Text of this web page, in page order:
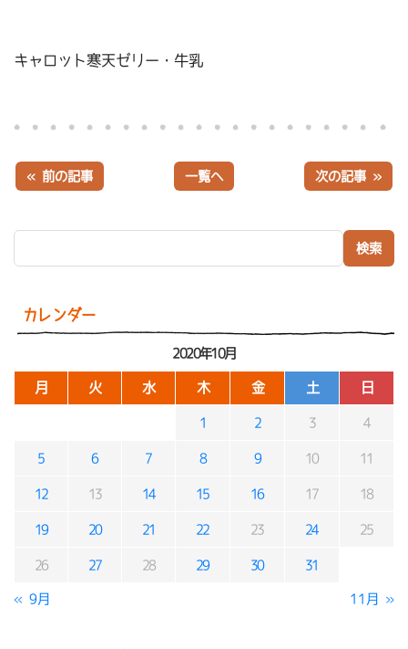
カレンダー
2020年10月
月 火 水 木 金 土 日
1 2 3 4
5 6 7 8 9 10 11
12 13 14 15 16 17 18
19 20 21 22 23 24 25
26 27 28 29 30 31
« 9月 11月 »
キャロット寒天ゼリー・牛乳
« 前の記事 一覧へ 次の記事 »